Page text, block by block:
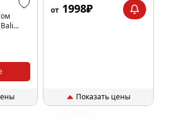
от 1998₽
Показать цены